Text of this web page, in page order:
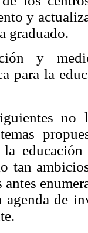
y
graduado.
y
para la
no
la
tan
antes
de